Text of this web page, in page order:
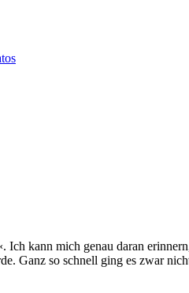
kann mich genau daran
Ganz so schnell ging es zwar